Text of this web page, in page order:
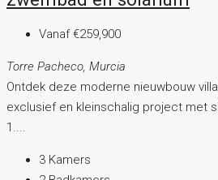
Vanaf€259,900
Torre Pacheco, Murcia
Ontdek deze moderne nieuwbouw
exclusief en kleinschalig project met
1....
3 Kamers